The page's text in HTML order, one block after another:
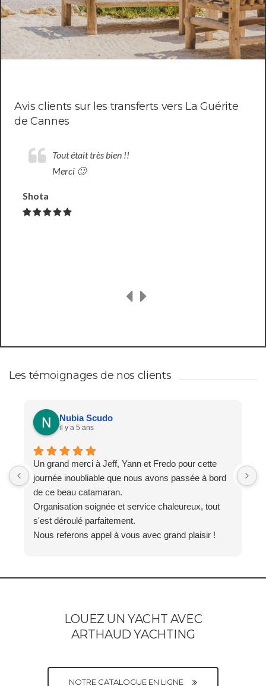
Avis clients sur les transferts vers La Guérite
de Cannes
Je recommande vivement Arthaud Yachting –
grand choix de yachts, excellent service, réponse
excellent travail!
Les témoignages de nos clients
Nubia Scudo
il y a 5 ans
Un grand merci à Jeff, Yann et Fredo pour cette
journée inoubliable que nous avons passée à bord
de ce beau catamaran.
Organisation soignée et service chaleureux, tout
s'est déroulé parfaitement.
Nous referons appel à vous avec grand plaisir !
LOUEZ UN YACHT AVEC
ARTHAUD YACHTING
NOTRE CATALOGUE EN LIGNE